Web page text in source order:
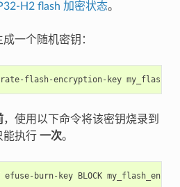
H2 flash 加密状态。
一个随机密钥：
flash-encryption-key
，使用以下命令将该密钥烧录到
能执行 一次。
efuse-burn-key BLOCK